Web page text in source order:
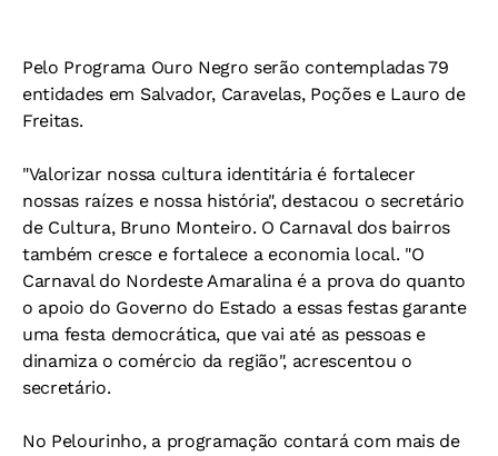
Pelo Programa Ouro Negro serão contempladas 79
entidades em Salvador, Caravelas, Poções e Lauro de
Freitas.
"Valorizar nossa cultura identitária é fortalecer
nossas raízes e nossa história", destacou o secretário
de Cultura, Bruno Monteiro. O Carnaval dos bairros
também cresce e fortalece a economia local. "O
Carnaval do Nordeste Amaralina é a prova do quanto
o apoio do Governo do Estado a essas festas garante
uma festa democrática, que vai até as pessoas e
dinamiza o comércio da região", acrescentou o
secretário.
No Pelourinho, a programação contará com mais de